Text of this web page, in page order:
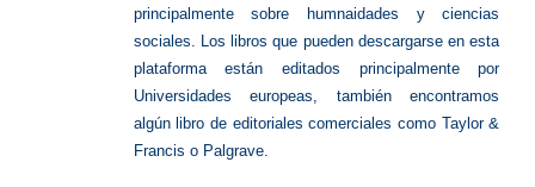
principalmente sobre humnaidades y ciencias
sociales. Los libros que pueden descargarse en esta
plataforma están editados principalmente por
Universidades europeas, también encontramos
algún libro de editoriales comerciales como Taylor &
Francis o Palgrave.